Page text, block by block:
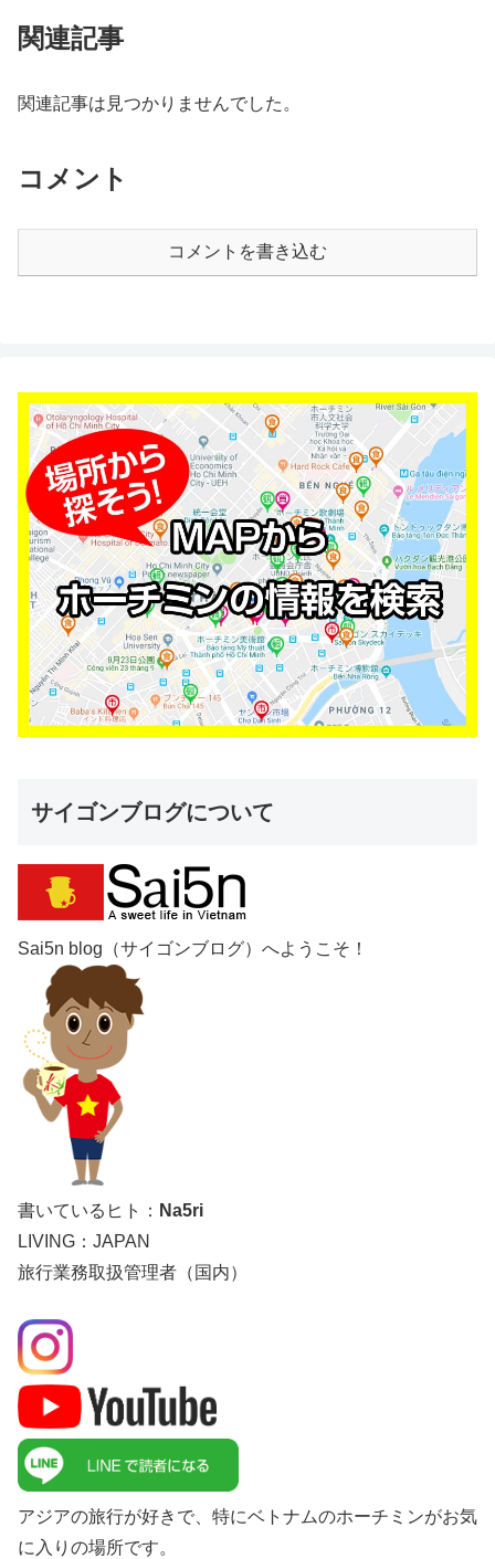
関連記事
関連記事は見つかりませんでした。
コメント
コメントを書き込む
サイゴンブログについて
Sai5n blog（サイゴンブログ）へようこそ！
書いているヒト： Na5ri
LIVING：JAPAN
旅行業務取扱管理者（国内）
アジアの旅行が好きで、特にベトナムのホーチミンがお気
に入りの場所です。